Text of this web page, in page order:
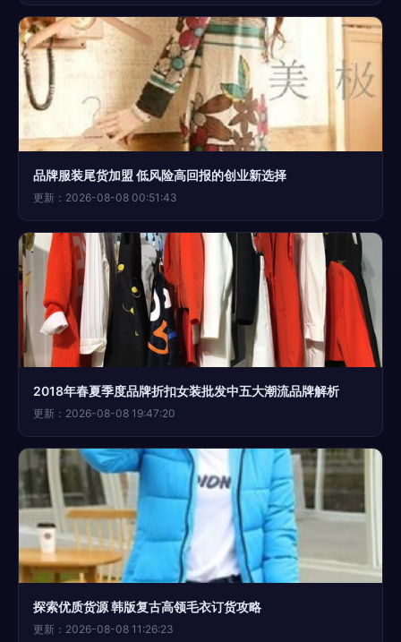
品牌服装尾货加盟 低风险高回报的创业新选择
更新：2026-08-08 00:51:43
2018年春夏季度品牌折扣女装批发中五大潮流品牌解析
更新：2026-08-08 19:47:20
探索优质货源 韩版复古高领毛衣订货攻略
更新：2026-08-08 11:26:23